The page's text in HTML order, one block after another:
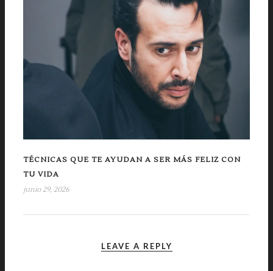
TÉCNICAS QUE TE AYUDAN A SER MÁS FELIZ CON
TU VIDA
junio 29, 2026
LEAVE A REPLY